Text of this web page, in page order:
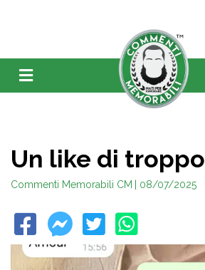
Un like di troppo
Commenti Memorabili CM | 08/07/2025